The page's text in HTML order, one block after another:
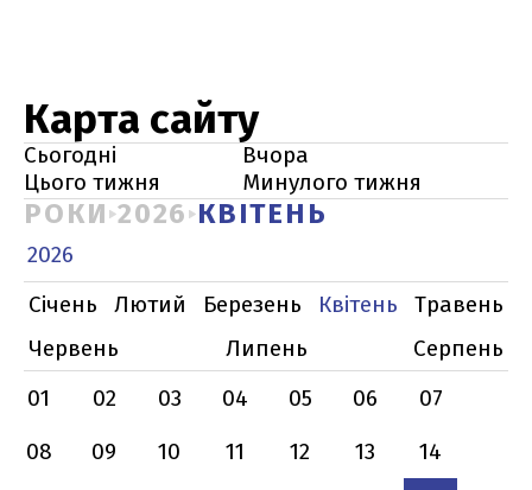
Карта сайту
Сьогодні
Вчора
Цього тижня
Минулого тижня
РОКИ 2026 КВІТЕНЬ
2026
Січень
Лютий Березень Квітень
Травень
Червень
Липень
Серпень
01
02 03 04 05 06
07
08
09 10 11 12 13
14